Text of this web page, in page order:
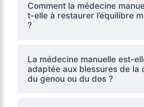
Comment la médecine
t-elle à restaurer l’équilibre
?
La médecine manuelle est-
adaptée aux blessures de la
du genou ou du dos ?